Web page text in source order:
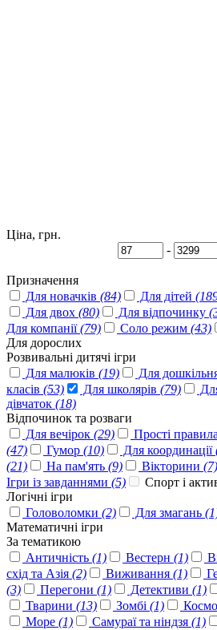
Ціна, грн.
-
Призначення
Для новачків (84) Для дітей
Для двох (80) Для відпочинку
Для компанії(79) Соло режим (43)
Для дорослих
Розвивальні дитячі ігри
Для малюків (19) Для
класів (53) Для школярів (79)
дівчаток (18)
Відпочинок та розваги
Для вечірок (29) Прості правила
(47)
Гумор (10) Для координації
(21)
На пам'ять (9) Вікторини (7)
Ігри із завданнями (5)
Спорт і
Логічні ігри
Головоломки (2) Для змагань
Математичні ігри
За тематикою
Античність (1) Вестерн (1)
схід та Азія (2) Виживання (1)
(3)
Перегони (1) Детективи (1)
Тварини (13) Зомбі (1)
Море (1) Самураї та ніндзя (1)